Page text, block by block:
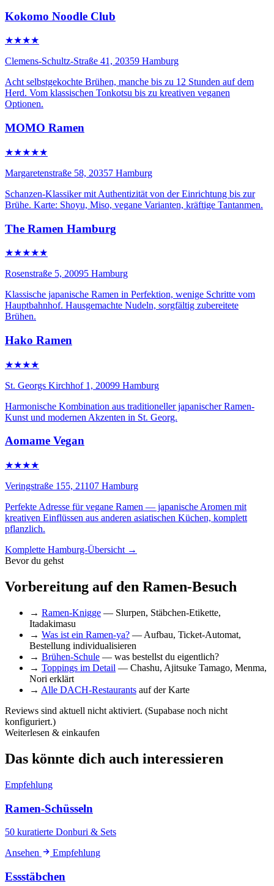
Kokomo Noodle Club
★★★★
Clemens-Schultz-Straße 41, 20359 Hamburg
Acht selbstgekochte Brühen, manche bis zu 12 Stunden auf dem
Herd. Vom klassischen Tonkotsu bis zu kreativen veganen
Optionen.
MOMO Ramen
★★★★★
Margaretenstraße 58, 20357 Hamburg
Schanzen-Klassiker mit Authentizität von der Einrichtung bis zur
Brühe. Karte: Shoyu, Miso, vegane Varianten, kräftige Tantanmen.
The Ramen Hamburg
★★★★★
Rosenstraße 5, 20095 Hamburg
Klassische japanische Ramen in Perfektion, wenige Schritte vom
Hauptbahnhof. Hausgemachte Nudeln, sorgfältig zubereitete
Brühen.
Hako Ramen
★★★★
St. Georgs Kirchhof 1, 20099 Hamburg
Harmonische Kombination aus traditioneller japanischer Ramen-
Kunst und modernen Akzenten in St. Georg.
Aomame Vegan
★★★★
Veringstraße 155, 21107 Hamburg
Perfekte Adresse für vegane Ramen — japanische Aromen mit
kreativen Einflüssen aus anderen asiatischen Küchen, komplett
pflanzlich.
Komplette Hamburg-Übersicht →
Bevor du gehst
Vorbereitung auf den Ramen-Besuch
→ Ramen-Knigge — Slurpen, Stäbchen-Etikette,
Itadakimasu
→ Was ist ein Ramen-ya? — Aufbau, Ticket-Automat,
Bestellung individualisieren
→ Brühen-Schule — was bestellst du eigentlich?
→ Toppings im Detail — Chashu, Ajitsuke Tamago, Menma,
Nori erklärt
→ Alle DACH-Restaurants auf der Karte
Reviews sind aktuell nicht aktiviert. (Supabase noch nicht
konfiguriert.)
Weiterlesen & einkaufen
Das könnte dich auch interessieren
Empfehlung
Ramen-Schüsseln
50 kuratierte Donburi & Sets
Ansehen
Empfehlung
Essstäbchen